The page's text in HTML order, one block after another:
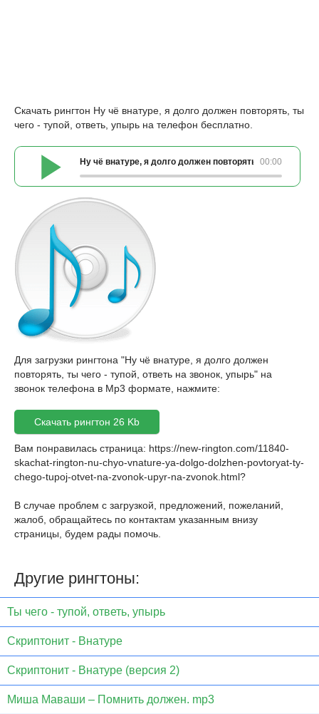
Скачать рингтон Ну чё внатуре, я долго должен повторять, ты
чего - тупой, ответь, упырь на телефон бесплатно.
00:00
Ну чё внатуре, я долго должен повторять, ты чего -
Для загрузки рингтона "Ну чё внатуре, я долго должен
повторять, ты чего - тупой, ответь на звонок, упырь" на
звонок телефона в Mp3 формате, нажмите:
Скачать рингтон 26 Kb
Вам понравилась страница: https://new-rington.com/11840-
skachat-rington-nu-chyo-vnature-ya-dolgo-dolzhen-povtoryat-ty-
chego-tupoj-otvet-na-zvonok-upyr-na-zvonok.html?
В случае проблем с загрузкой, предложений, пожеланий,
жалоб, обращайтесь по контактам указанным внизу
страницы, будем рады помочь.
Другие рингтоны:
Ты чего - тупой, ответь, упырь
Скриптонит - Внатуре
Скриптонит - Внатуре (версия 2)
Миша Маваши – Помнить должен. mp3